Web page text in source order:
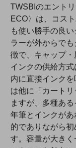
TWSBIのエント
ECO〉は、コス
も使い勝手の良
ラーが外からで
徴で、キャップ・
インクの供給方
内に直接インク
は他に「カート
ますが、多種あ
年筆とインクが
的でありながら
す。容量が大き